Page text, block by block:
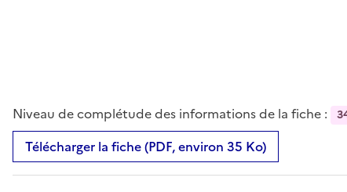
Niveau de complétude des informations de la fiche :
Télécharger la fiche (PDF, environ 35 Ko)